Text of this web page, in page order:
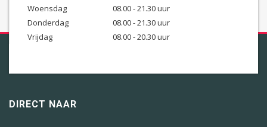
Woensdag
08.00 - 21.30 uur
Donderdag
08.00 - 21.30 uur
Vrijdag
08.00 - 20.30 uur
DIRECT NAAR